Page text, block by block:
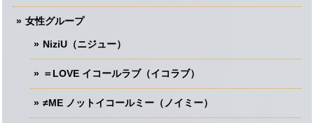
女性グループ
NiziU（ニジュー）
＝LOVE イコールラブ（イコラブ）
≠ME ノットイコールミー（ノイミー）